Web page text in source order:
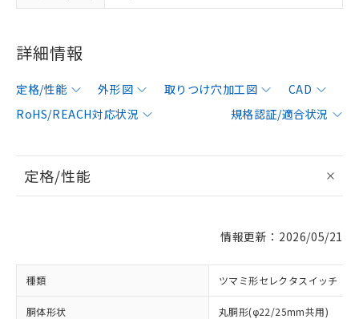
詳細情報
定格/性能 外形図 取りつけ穴加工図
CAD
RoHS/REACH対応状況
規格認証/適合状況
定格/性能
情報更新：2026/05/21
種類 ツマミ形セレクタスイッチ
胴体形状 丸胴形(φ22/25mm共用)